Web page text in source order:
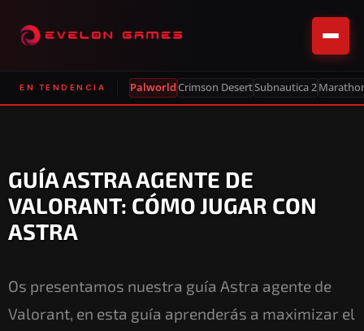
EN TENDENCIA PalworldCrimson DesertSubnautica 2
GUÍA ASTRA AGENTE DE
VALORANT: CÓMO JUGAR CON
ASTRA
Os presentamos nuestra guía Astra agente de
Valorant, en esta guía aprenderás a maximizar el